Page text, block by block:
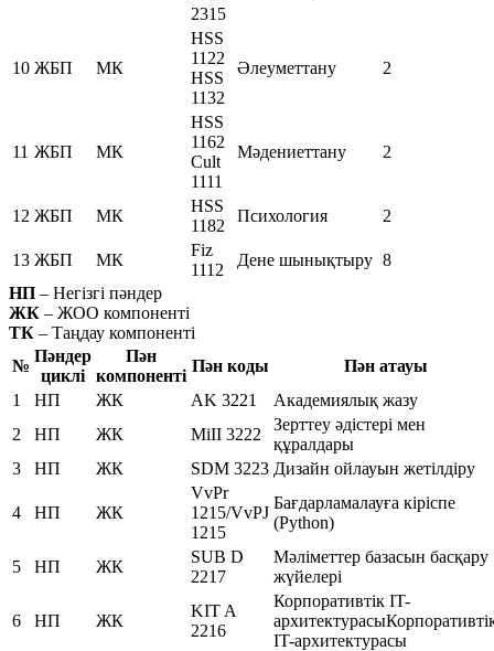
2315
10 ЖБП МК
HSS
1122
HSS
1132
Әлеуметтану 2
11 ЖБП МК
HSS
1162
Cult
1111
Мәдениеттану 2
12 ЖБП МК
HSS
1182
Психология 2
13 ЖБП МК
Fiz
1112
Дене шынықтыру 8
НП – Негізгі пәндер
ЖК – ЖОО компоненті
ТК – Таңдау компоненті
№
Пәндер
циклі
Пән
компоненті
Пән коды
Пән атауы
1
НП ЖК AK 3221
Академиялық жазу
2
НП ЖК MiII 3222
Зерттеу әдістері мен
құралдары
3
НП ЖК SDM 3223 Дизайн ойлауын жетілдіру
4 НП ЖК
VvPr
1215/VvPJ
1215
Бағдарламалауға кіріспе
(Python)
5 НП ЖК
SUB D
2217
Мәліметтер базасын басқару
жүйелері
6 НП ЖК
KIT A
2216
Корпоративтік IT-
IT-архитектурасы